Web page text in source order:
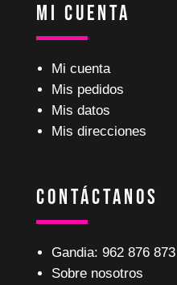
Mi Cuenta
Mi cuenta
Mis pedidos
Mis datos
Mis direcciones
Contáctanos
Gandia: 962 876 873
Sobre nosotros